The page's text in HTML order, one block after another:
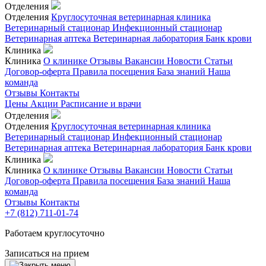
Отделения
Отделения Круглосуточная ветеринарная клиника
Ветеринарный стационар Инфекционный стационар
Ветеринарная аптека Ветеринарная лаборатория Банк крови
Клиника
Клиника О клинике Отзывы Вакансии Новости Статьи
Договор-оферта Правила посещения База знаний Наша
команда
Отзывы Контакты
Цены Акции Расписание и врачи
Отделения
Отделения Круглосуточная ветеринарная клиника
Ветеринарный стационар Инфекционный стационар
Ветеринарная аптека Ветеринарная лаборатория Банк крови
Клиника
Клиника О клинике Отзывы Вакансии Новости Статьи
Договор-оферта Правила посещения База знаний Наша
команда
Отзывы Контакты
+7 (812) 711-01-74
Работаем круглосуточно
Записаться на прием